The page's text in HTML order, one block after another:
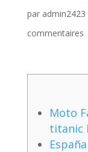
par admin2423
commentaires
Moto
titanic
España